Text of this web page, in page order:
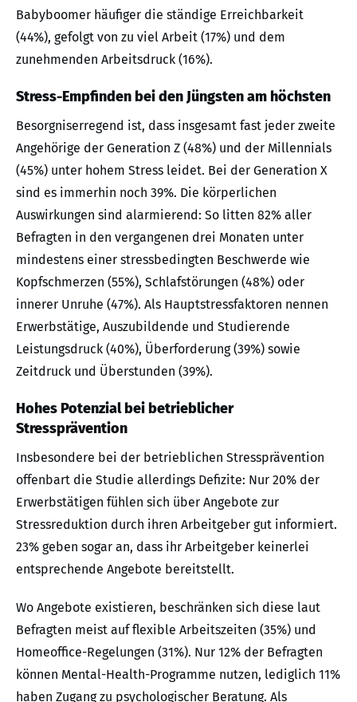
Babyboomer häufiger die ständige Erreichbarkeit
(44%), gefolgt von zu viel Arbeit (17%) und dem
zunehmenden Arbeitsdruck (16%).
Stress-Empfinden bei den Jüngsten am höchsten
Besorgniserregend ist, dass insgesamt fast jeder zweite
Angehörige der Generation Z (48%) und der Millennials
(45%) unter hohem Stress leidet. Bei der Generation X
sind es immerhin noch 39%. Die körperlichen
Auswirkungen sind alarmierend: So litten 82% aller
Befragten in den vergangenen drei Monaten unter
mindestens einer stressbedingten Beschwerde wie
Kopfschmerzen (55%), Schlafstörungen (48%) oder
innerer Unruhe (47%). Als Hauptstressfaktoren nennen
Erwerbstätige, Auszubildende und Studierende
Leistungsdruck (40%), Überforderung (39%) sowie
Zeitdruck und Überstunden (39%).
Hohes Potenzial bei betrieblicher
Stressprävention
Insbesondere bei der betrieblichen Stressprävention
offenbart die Studie allerdings Defizite: Nur 20% der
Erwerbstätigen fühlen sich über Angebote zur
Stressreduktion durch ihren Arbeitgeber gut informiert.
23% geben sogar an, dass ihr Arbeitgeber keinerlei
entsprechende Angebote bereitstellt.
Wo Angebote existieren, beschränken sich diese laut
Befragten meist auf flexible Arbeitszeiten (35%) und
Homeoffice-Regelungen (31%). Nur 12% der Befragten
können Mental-Health-Programme nutzen, lediglich 11%
haben Zugang zu psychologischer Beratung. Als